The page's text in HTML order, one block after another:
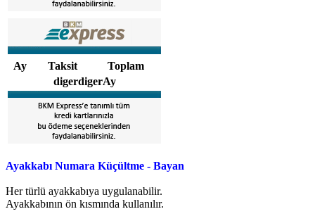
Ay Taksit
Toplam
digerdigerAy
Ayakkabı Numara Küçültme - Bayan
Her türlü ayakkabıya uygulanabilir.
Ayakkabının ön kısmında kullanılır.